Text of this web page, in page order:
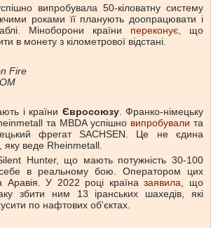
випробувала 50-кіловатну систему
роками її планують доопрацювати і
Міноборони країни переконує, що
в монету з кілометрової відстані.
Fire
і країни Євросоюзу. Франко-німецьку
та MBDA успішно випробували та
фрегат SACHSEN. Це не єдина
яку веде Rheinmetall.
Hunter, що мають потужність 30-100
в реальному бою. Оператором цих
Аравія. У 2022 році країназаявила, що
збити ним 13 іранських шахедів, які
по нафтових об'єктах.